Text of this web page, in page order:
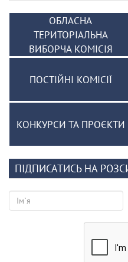
ОБЛАСНА
ТЕРИТОРІАЛЬНА
ВИБОРЧА КОМІСІЯ
ПОСТІЙНІ КОМІСІЇ
КОНКУРСИ ТА ПРОЄКТИ
ПІДПИСАТИСЬ НА